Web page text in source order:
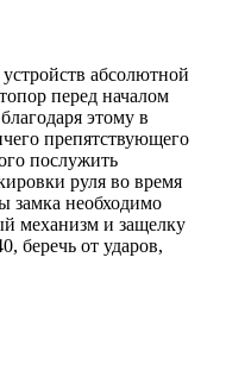
абсолютной
перед началом
этому в
препятствующего
послужить
руля во время
замка необходимо
механизм и защелку
беречь от ударов,